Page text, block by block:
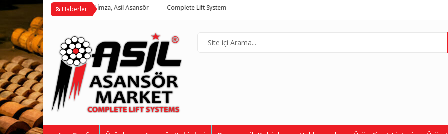
Haberler
Kaliteye Atılan Asil İmza, Asil Asansör Complete Lift System